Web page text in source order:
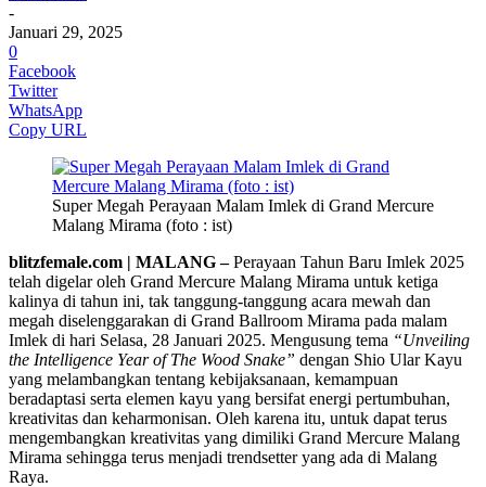
-
Januari 29, 2025
0
Facebook
Twitter
WhatsApp
Copy URL
Super Megah Perayaan Malam Imlek di Grand Mercure
Malang Mirama (foto : ist)
blitzfemale.com | MALANG –Perayaan Tahun Baru Imlek 2025
telah digelar oleh Grand Mercure Malang Mirama untuk ketiga
kalinya di tahun ini, tak tanggung-tanggung acara mewah dan
megah diselenggarakan di Grand Ballroom Mirama pada malam
Imlek di hari Selasa, 28 Januari 2025. Mengusung tema “Unveiling
the Intelligence Year of The Wood Snake” dengan Shio Ular Kayu
yang melambangkan tentang kebijaksanaan, kemampuan
beradaptasi serta elemen kayu yang bersifat energi pertumbuhan,
kreativitas dan keharmonisan. Oleh karena itu, untuk dapat terus
mengembangkan kreativitas yang dimiliki Grand Mercure Malang
Mirama sehingga terus menjadi trendsetter yang ada di Malang
Raya.